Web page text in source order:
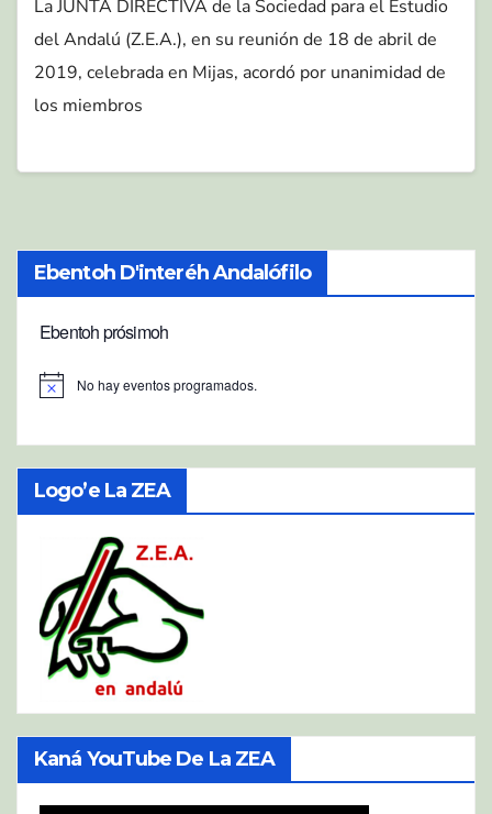
La JUNTA DIRECTIVA de la Sociedad para el Estudio
del Andalú (Z.E.A.), en su reunión de 18 de abril de
2019, celebrada en Mijas, acordó por unanimidad de
los miembros
Ebentoh D'interéh Andalófilo
Ebentoh prósimoh
s
No hay eventos programados.
Logo’e La ZEA
Kaná YouTube De La ZEA